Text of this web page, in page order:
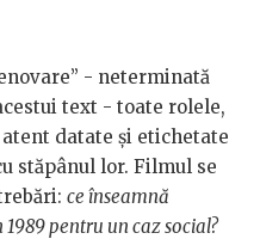
- neterminată
text - toate rolele,
datate și etichetate
stăpânul lor. Filmul se
ce înseamnă
pentru un caz social?